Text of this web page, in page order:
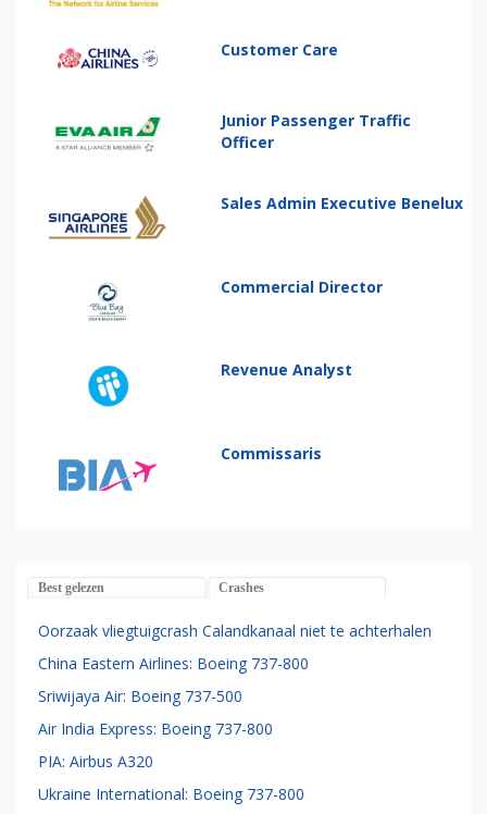
Customer Care
Junior Passenger Traffic
Officer
Sales Admin Executive Benelux
Commercial Director
Revenue Analyst
Commissaris
Best gelezen Crashes
Oorzaak vliegtuigcrash Calandkanaal niet te achterhalen
China Eastern Airlines: Boeing 737-800
Sriwijaya Air: Boeing 737-500
Air India Express: Boeing 737-800
PIA: Airbus A320
Ukraine International: Boeing 737-800